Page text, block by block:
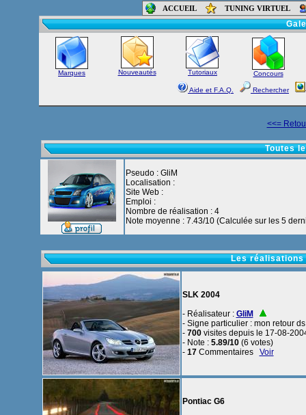
ACCUEIL TUNING VIRTUEL
Accueil-
Marques Nouveautés Tutoriaux Concours
Aide et F.A.Q. Rechercher
<<=
Toutes
Pseudo : GliM
Localisation :
Site Web :
Emploi :
Nombre de réalisation : 4
Note moyenne : 7.43/10 (Calculée sur les 5
Les réalisations
SLK 2004
- Réalisateur : GliM
- Signe particulier : mon retour
- 700visites depuis le 17-08-
- Note : 5.89/10(6 votes)
- 17Commentaires Voir
Pontiac G6